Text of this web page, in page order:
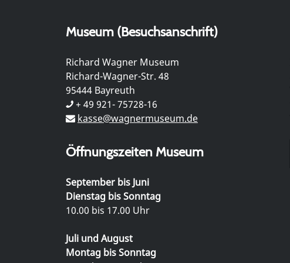
Museum (Besuchsanschrift)
Richard Wagner Museum
Richard-Wagner-Str. 48
95444 Bayreuth
+ 49 921- 75728-16
kasse@wagnermuseum.de
Öffnungszeiten Museum
September bis Juni
Dienstag bis Sonntag
10.00 bis 17.00 Uhr
Juli und August
Montag bis Sonntag